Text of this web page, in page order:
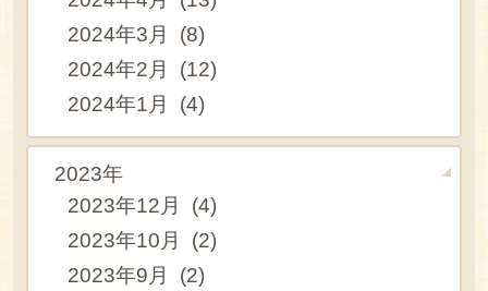
2024年3月 (8)
2024年2月 (12)
2024年1月 (4)
2023年
2023年12月 (4)
2023年10月 (2)
2023年9月 (2)